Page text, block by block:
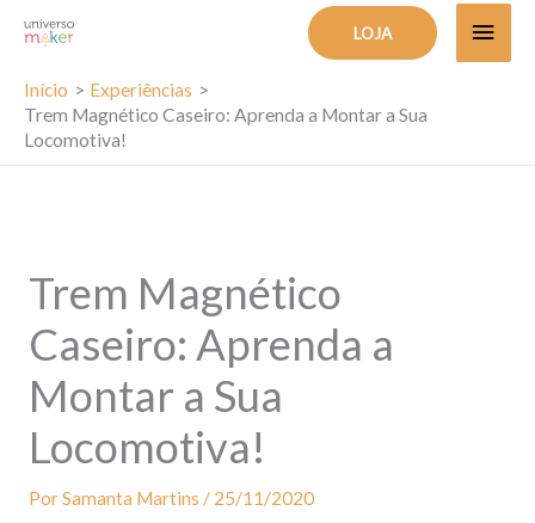
para
conteúdo
LOJA
Início
Experiências
Trem Magnético Caseiro: Aprenda a Montar a Sua
Locomotiva!
Trem Magnético
Caseiro: Aprenda a
Montar a Sua
Locomotiva!
PorSamanta Martins / 25/11/2020